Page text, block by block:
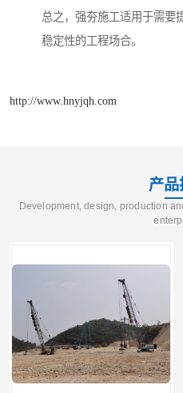
总之，强夯施工适用于需要
稳定性的工程场合。
http://www.hnyjqh.com
产品
Development, design, production